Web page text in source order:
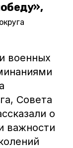
военных
Совета
о
важности